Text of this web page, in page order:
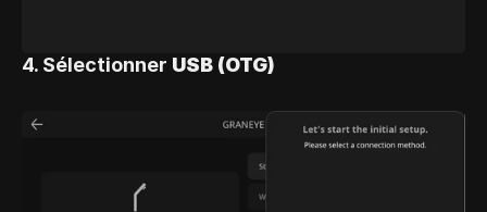
4. Sélectionner USB (OTG)